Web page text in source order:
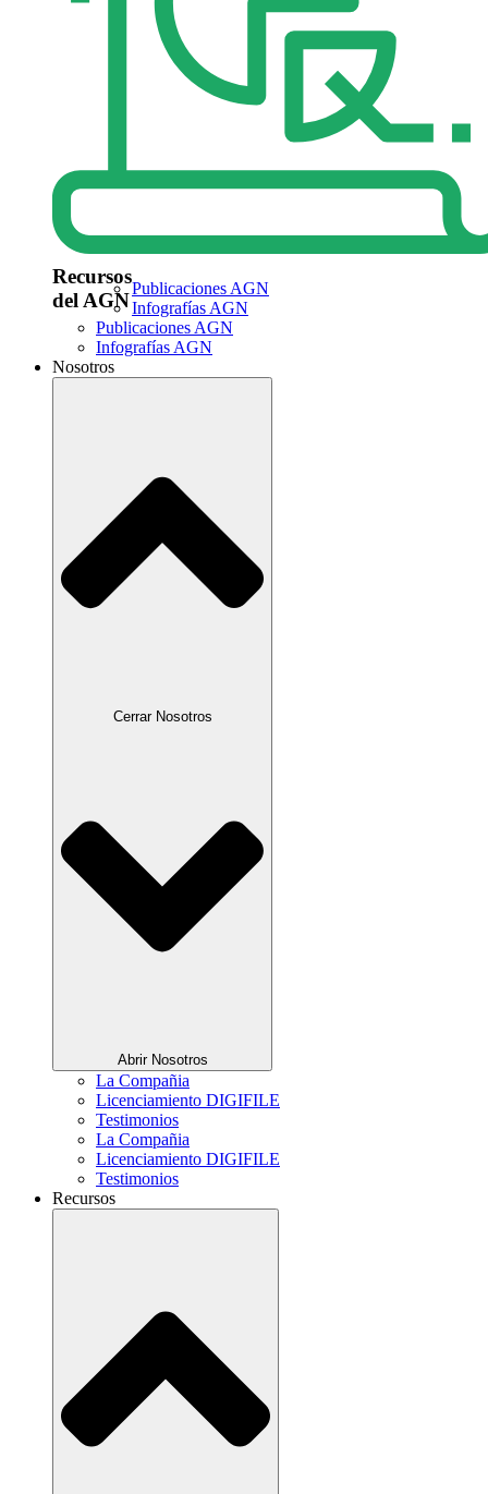
Recursos
del AGN
Publicaciones AGN
Infografías AGN
Publicaciones AGN
Infografías AGN
Nosotros
Cerrar Nosotros
Abrir Nosotros
La Compañia
Licenciamiento DIGIFILE
Testimonios
La Compañia
Licenciamiento DIGIFILE
Testimonios
Recursos